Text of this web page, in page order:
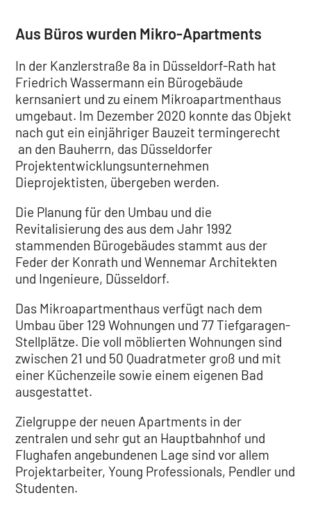
Aus Büros wurden Mikro-Apartments
In der Kanzlerstraße 8a in Düsseldorf-Rath hat
Friedrich Wassermann ein Bürogebäude
kernsaniert und zu einem Mikroapartmenthaus
umgebaut. Im Dezember 2020 konnte das Objekt
nach gut ein einjähriger Bauzeit termingerecht
an den Bauherrn, das Düsseldorfer
Projektentwicklungsunternehmen
Dieprojektisten, übergeben werden.
Die Planung für den Umbau und die
Revitalisierung des aus dem Jahr 1992
stammenden Bürogebäudes stammt aus der
Feder der Konrath und Wennemar Architekten
und Ingenieure, Düsseldorf.
Das Mikroapartmenthaus verfügt nach dem
Umbau über 129 Wohnungen und 77 Tiefgaragen-
Stellplätze. Die voll möblierten Wohnungen sind
zwischen 21 und 50 Quadratmeter groß und mit
einer Küchenzeile sowie einem eigenen Bad
ausgestattet.
Zielgruppe der neuen Apartments in der
zentralen und sehr gut an Hauptbahnhof und
Flughafen angebundenen Lage sind vor allem
Projektarbeiter, Young Professionals, Pendler und
Studenten.